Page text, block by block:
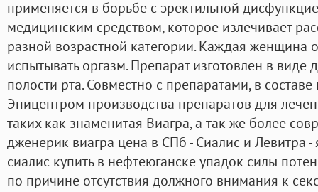
применяется в борьбе с эректильной
медицинским средством, которое излечивает
разной возрастной категории. Каждая женщина
испытывать оргазм. Препарат изготовлен в
полости рта. Совместно с препаратами, в составе
Эпицентром производства препаратов для
таких как знаменитая Виагра, а так же более
дженерик виагра цена в СПб - Сиалис и Левитра
сиалис купить в нефтеюганске упадок силы
по причине отсутствия должного внимания к